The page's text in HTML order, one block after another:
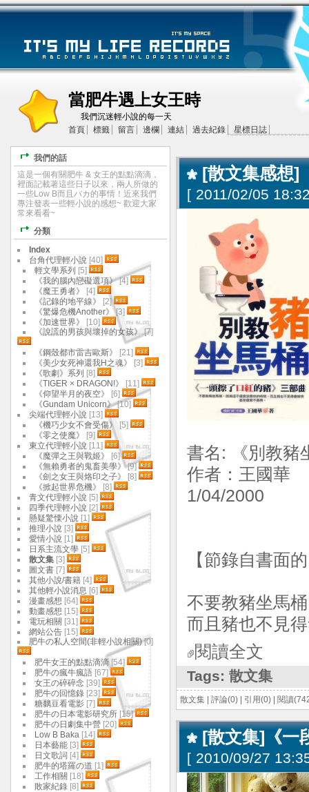
當肥牛遇上女王時
我們沉迷輕小說的每一天
首頁
標籤 留言 邊欄 連結 過去紀錄 星標日誌
[散文集感想]
[ 2011/02/05
書名: 《別教
作者：王國
1/04/2000
【節錄自書面
不要教豬坐馬
而且豬也不見
閱讀全文
Tags: 散文集
散文集 評論(0) 引用(0) 閱讀
[散文集]《一
[ 2010/09/27
我們的話
這是一個有關肥牛 & 女王的點點滴滴，
裡面記載著這些日子以來，兩人所做的
一些Low B而且バカ的事情！近來我們
專注發表一些輕小說的感想~ 歡迎大家
常來看看~
分類
Index
台角代理輕小說 [40]
輕文學系列 [5]
《我的腦內戀礙選項》[4]
《魔王勇者》
[4]
《記錄的地平線》
[2]
《驚爆危機Another》[3]
《加速世界》
[10]
《說謊的男孩與壞掉的女孩》[7]
《鋼殼都市雷吉歐斯》
[21]
《美少女死神還我H之魂》
[3]
《歌劇》系列 [8]
《TIGER × DRAGON!》
[11]
《仰望半月的夜空》
[6]
《Gundam Unicorn》[10]
尖端代理輕小說 [13]
《機巧少女不會受傷》
[5]
《零之使魔》
[9]
東立代理輕小說 [11]
《魔彈之王與戰姬》
[6]
《無賴勇者的鬼畜美學》[9]
《劍之女王與烙印之子》
[8]
《掀起世界危機》
[8]
青文代理輕小說 [5]
四季代理輕小說 [2]
懸疑驚慄小說 [1]
推理小說 [3]
愛情小說 [1]
日系主流文學 [5]
散文集 [3]
圖文書 [7]
其他小說/書籍 [4]
其他輕小說消息 [6]
漫畫感想 [64]
動畫感想 [15]
電玩相關 [31]
網站公告 [15]
肥牛の私人空間(非輕小說相關)[0]
肥牛女王的點點滴滴[54]
肥牛の瘋牛瘋語 [67]
女王の碎碎念 [39]
肥牛の回憶錄 [23]
糖黐豆看電影 [7]
肥牛の日本電影研究所 [15]
肥牛の日劇集中營 [20]
Low B Baka [14]
日本藝能 [3]
日文歌詞 [4]
肥牛的塔羅の道 [1]
工作相關 [18]
敗家紀錄 [8]